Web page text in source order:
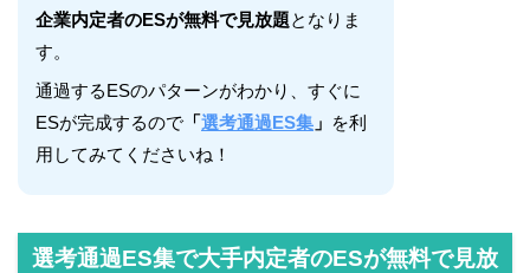
企業内定者のESが無料で見放題となりま
す。
通過するESのパターンがわかり、すぐに
ESが完成するので 「選考通過ES集 」 を利
用してみてくださいね！
選考通過ES集で大手内定者のESが無料で見放